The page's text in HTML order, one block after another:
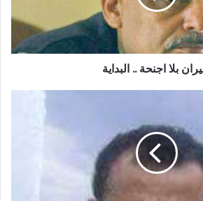
بلا اجنحة .. البداية